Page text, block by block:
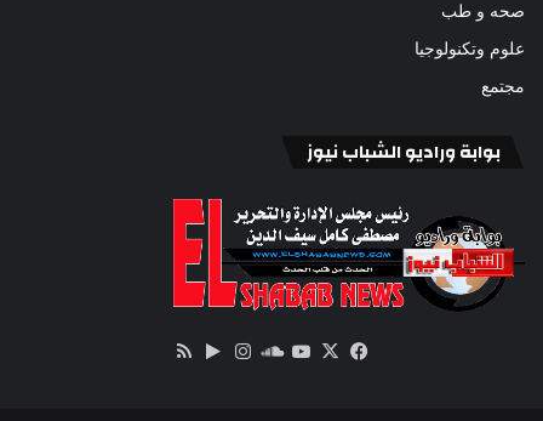
صحه و طب
علوم وتكنولوجيا
مجتمع
بوابة وراديو الشباب نيوز
فيسبوك
‫X
‫YouTube
ساوندانستقرام‏Google